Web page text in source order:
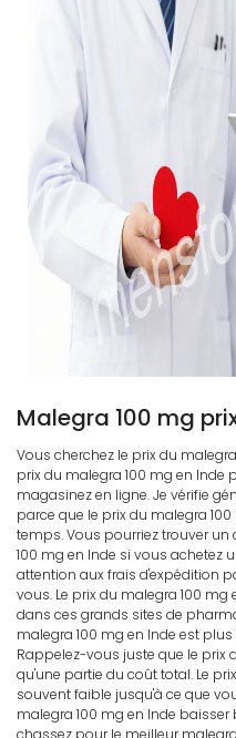
Malegra 100 mg
Vous cherchez le prix du
prix du malegra 100 mg en Inde
magasinez en ligne. Je vérifie
parce que le prix du malegra
temps. Vous pourriez trouver
100 mg en Inde si vous achetez
attention aux frais d'expédition
vous. Le prix du malegra 100
dans ces grands sites de
malegra 100 mg en Inde est
Rappelez-vous juste que le prix
qu'une partie du coût total. Le
souvent faible jusqu'à ce que
malegra 100 mg en Inde
chassez pour le meilleur